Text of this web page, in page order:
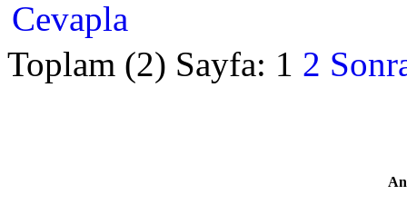
Cevapla
Toplam (2) Sayfa: 1 2